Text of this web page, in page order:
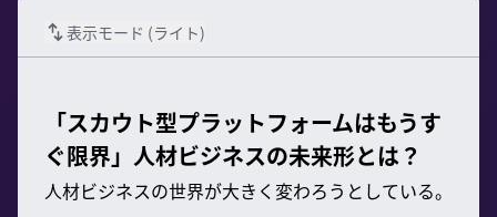
表示モード (ライト)
「スカウト型プラットフォームはもうす
ぐ限界」人材ビジネスの未来形とは？
人材ビジネスの世界が大きく変わろうとしている。